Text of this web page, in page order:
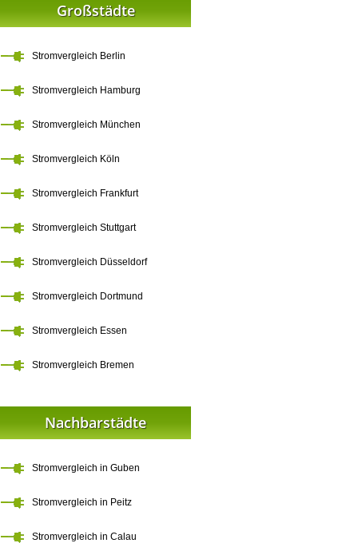
Großstädte
Stromvergleich Berlin
Stromvergleich Hamburg
Stromvergleich München
Stromvergleich Köln
Stromvergleich Frankfurt
Stromvergleich Stuttgart
Stromvergleich Düsseldorf
Stromvergleich Dortmund
Stromvergleich Essen
Stromvergleich Bremen
Nachbarstädte
Stromvergleich in Guben
Stromvergleich in Peitz
Stromvergleich in Calau